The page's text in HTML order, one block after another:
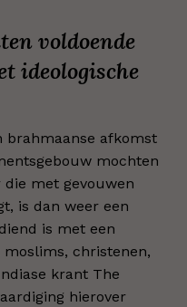
voldoende
ideologische
brahmaanse afkomst
mochten
met gevouwen
is dan weer een
is met een
christenen,
krant The
hierover